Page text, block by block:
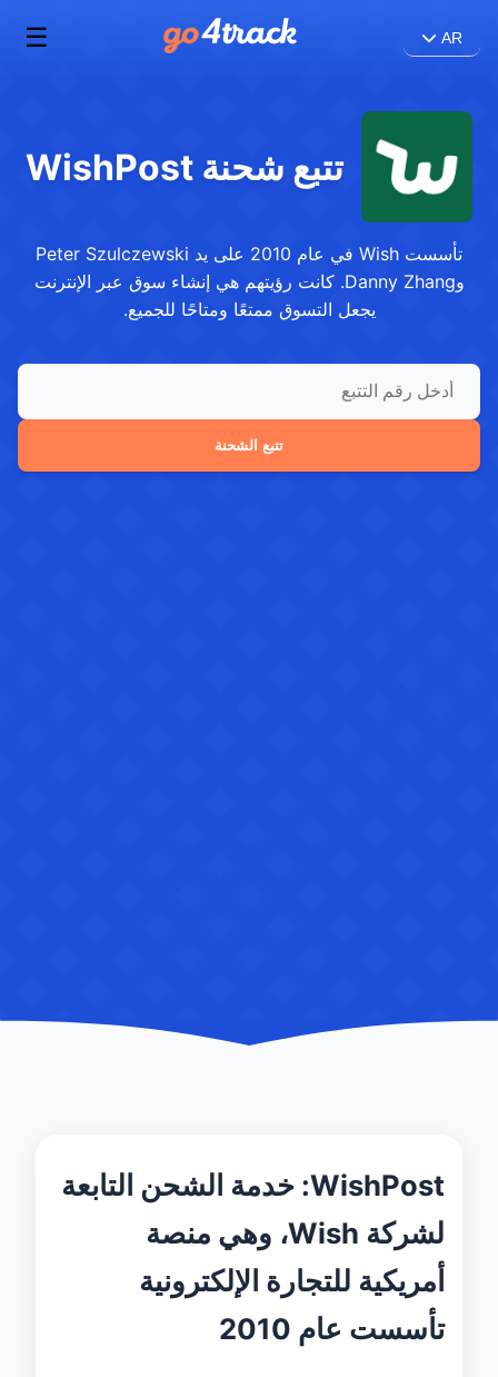
AR
☰
تتبع شحنة WishPost
تأسست Wish في عام 2010 على يد Peter Szulczewski
وDanny Zhang. كانت رؤيتهم هي إنشاء سوق عبر الإنترنت
يجعل التسوق ممتعًا ومتاحًا للجميع.
تتبع الشحنة
WishPost: خدمة الشحن التابعة
لشركة Wish، وهي منصة
أمريكية للتجارة الإلكترونية
تأسست عام 2010